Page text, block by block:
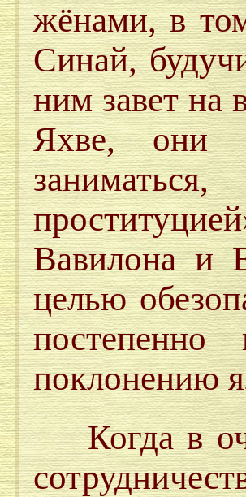
жёнами, в
Синай,
ним завет на
Яхве, они
Вавилона и
целью
поклонению
Когда в